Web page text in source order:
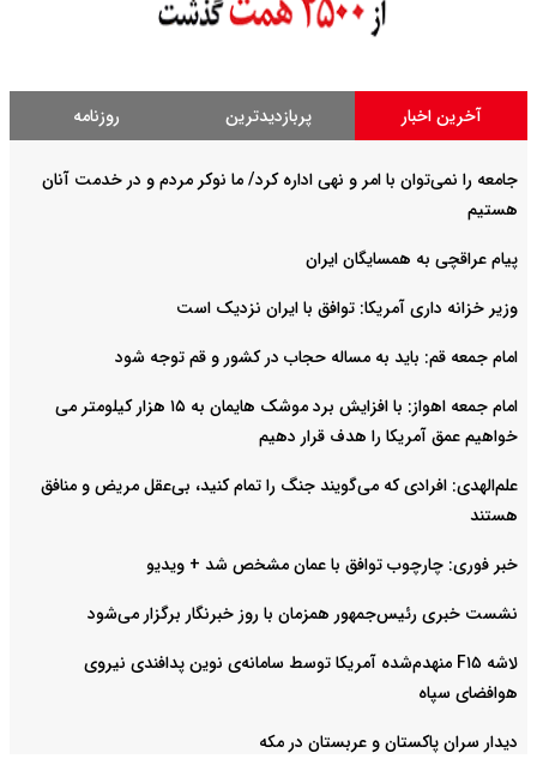
آخرین اخبار پربازدیدترین روزنامه
جامعه را نمی‌توان با امر و نهی اداره کرد/ ما نوکر مردم و در خدمت آنان
هستیم
پیام عراقچی به همسایگان ایران
وزیر خزانه داری آمریکا: توافق با ایران نزدیک است
امام جمعه قم: باید به مساله حجاب در کشور و قم توجه شود
امام‌ جمعه اهواز: با افزایش برد موشک هایمان به ۱۵ هزار کیلومتر می
خواهیم عمق آمریکا را هدف قرار دهیم
علم‌الهدی: افرادی که می‌گویند جنگ را تمام کنید، بی‌عقل مریض و منافق
هستند
خبر فوری: چارچوب توافق با عمان مشخص شد + ویدیو
نشست خبری رئیس‌جمهور همزمان با روز خبرنگار برگزار می‌شود
لاشه F۱۵ منهدم‌شده آمریکا توسط سامانه‌ی نوین پدافندی نیروی
هوافضای سپاه
دیدار سران پاکستان و عربستان در مکه